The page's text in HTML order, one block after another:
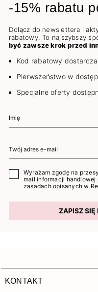
-15% rabatu
Dołącz do newslettera i
rabatowy. To najszybszy
być zawsze krok przed
Kod rabatowy
Pierwszeństwo w
Specjalne oferty
Wyrażam zgodę na
mail informacji handlowej
zasadach opisanych w
ZAPISZ SIĘ
KONTAKT